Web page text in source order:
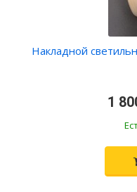
Накладной
1